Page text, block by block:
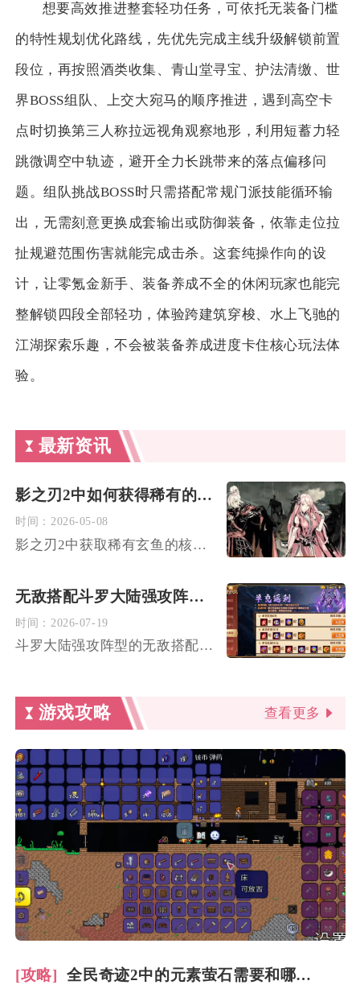
想要高效推进整套轻功任务，可依托无装备门槛
的特性规划优化路线，先优先完成主线升级解锁前置
段位，再按照酒类收集、青山堂寻宝、护法清缴、世
界BOSS组队、上交大宛马的顺序推进，遇到高空卡
点时切换第三人称拉远视角观察地形，利用短蓄力轻
跳微调空中轨迹，避开全力长跳带来的落点偏移问
题。组队挑战BOSS时只需搭配常规门派技能循环输
出，无需刻意更换成套输出或防御装备，依靠走位拉
扯规避范围伤害就能完成击杀。这套纯操作向的设
计，让零氪金新手、装备养成不全的休闲玩家也能完
整解锁四段全部轻功，体验跨建筑穿梭、水上飞驰的
江湖探索乐趣，不会被装备养成进度卡住核心玩法体
验。
最新资讯
影之刃2中如何获得稀有的玄鱼
时间： 2026-05-08
影之刃2中获取稀有玄鱼的核心途径为左殇列传第三章解锁、周三团...
无敌搭配斗罗大陆强攻阵型的方法有哪些
时间： 2026-07-19
斗罗大陆强攻阵型的无敌搭配，核心在于采用“1主强攻C+1破甲...
游戏攻略 查看更多
[攻略] 全民奇迹2中的元素萤石需要和哪些技能搭配